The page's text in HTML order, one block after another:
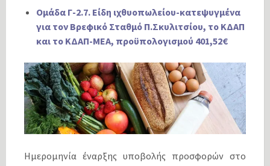
Ομάδα Γ-2.7. Είδη ιχθυοπωλείου-κατεψυγμένα
για τον Βρεφικό Σταθμό Π.Σκυλιτσίου, το ΚΔΑΠ
και το ΚΔΑΠ-ΜΕΑ, προϋπολογισμού 401,52€
Ημερομηνία έναρξης υποβολής προσφορών στο